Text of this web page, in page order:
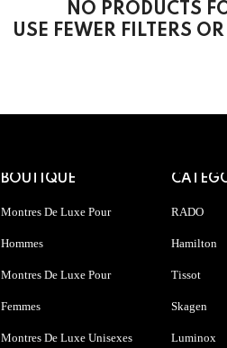
NO PRODUCTS
USE FEWER FILTERS OR
BOUTIQUE
Montres De Luxe Pour
Hommes
Montres De Luxe Pour
Femmes
Montres De Luxe Unisexes
RADO
Hamilton
Tissot
Skagen
Luminox